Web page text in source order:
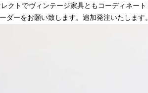
クトでヴィンテージ家具ともコーディネート
ーをお願い致します。追加発注いたします。